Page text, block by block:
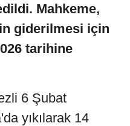
Mahkeme,
giderilmesi için
tarihine
6 Şubat
yıkılarak 14